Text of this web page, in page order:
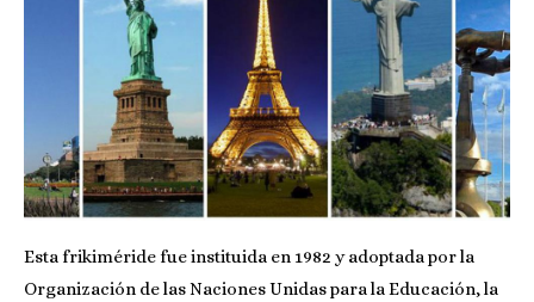
Esta frikiméride fue instituida en 1982 y adoptada por la
Organización de las Naciones Unidas para la Educación, la